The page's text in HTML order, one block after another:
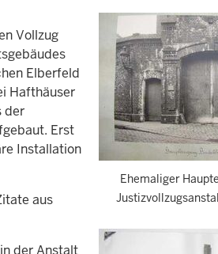
Ehemaliger
Vollzug
Elberfeld
Hafthäuser
der
Erst
Installation
aus
der Anstalt